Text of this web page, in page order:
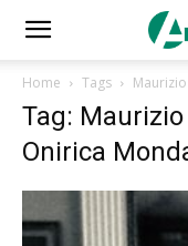
Home Tags
Tag:
Onirica